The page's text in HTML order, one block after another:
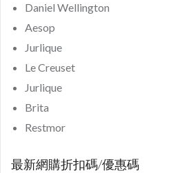
Daniel Wellington
Aesop
Jurlique
Le Creuset
Jurlique
Brita
Restmor
最新網購折扣碼/優惠碼